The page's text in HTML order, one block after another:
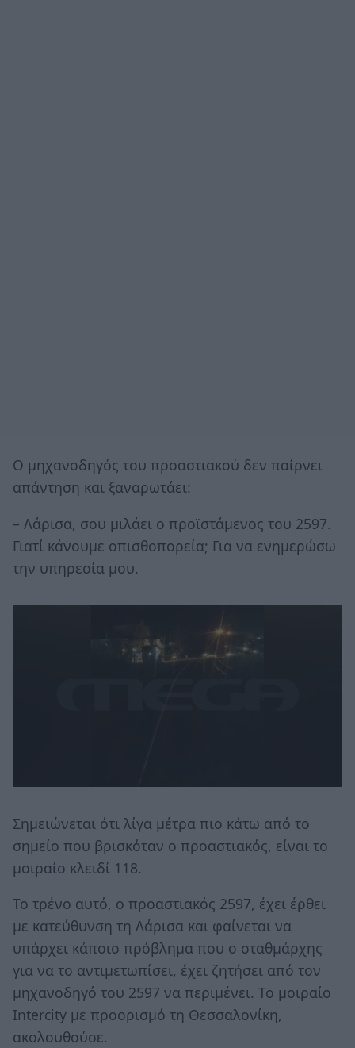
Ο μηχανοδηγός του προαστιακού δεν παίρνει
απάντηση και ξαναρωτάει:
– Λάρισα, σου μιλάει ο προϊστάμενος του 2597.
Γιατί κάνουμε οπισθοπορεία; Για να ενημερώσω
την υπηρεσία μου.
Σημειώνεται ότι λίγα μέτρα πιο κάτω από το
σημείο που βρισκόταν ο προαστιακός, είναι το
μοιραίο κλειδί 118.
Το τρένο αυτό, ο προαστιακός 2597, έχει έρθει
με κατεύθυνση τη Λάρισα και φαίνεται να
υπάρχει κάποιο πρόβλημα που ο σταθμάρχης
για να το αντιμετωπίσει, έχει ζητήσει από τον
μηχανοδηγό του 2597 να περιμένει. Το μοιραίο
Intercity με προορισμό τη Θεσσαλονίκη,
ακολουθούσε.